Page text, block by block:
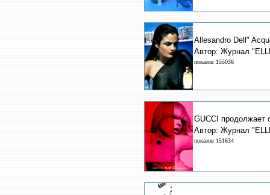
Allesandro Dell"
Автор: Журнал
показов 155036
GUCCI продолжает
Автор: Журнал
показов 151634